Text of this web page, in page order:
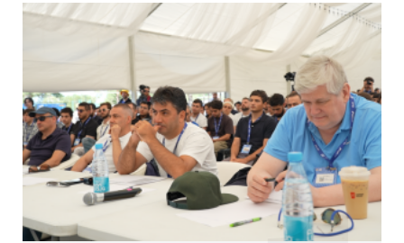
3 ДНЕЙ
Выполняя требования агрессора, мира не достичь.
Аршак Карапетян
Moody’s изменило прогноз по рейтингам IDBank на
позитивный
4 ДНЕЙ
НАЗАД
IDBank представляет новую карту Mastercard World с
преимуществами для путешествий и специальной
акцией
Ucom и FPWC обеспечат круглосуточный мониторинг
дикой природы в Гнишике с помощью солнечной
энергии